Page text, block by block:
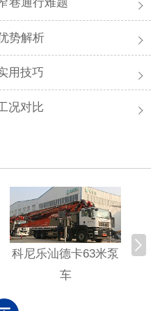
势解析
用技巧
况对比
科尼乐汕德卡63米泵
车
科